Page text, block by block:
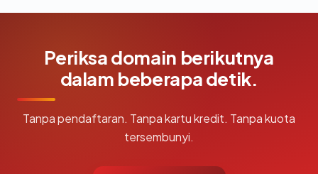
Periksa domain berikutnya
dalam beberapa detik.
Tanpa pendaftaran. Tanpa kartu kredit. Tanpa kuota
tersembunyi.